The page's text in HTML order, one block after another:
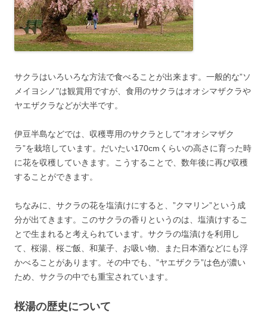
サクラはいろいろな方法で食べることが出来ます。一般的な”ソ
メイヨシノ”は観賞用ですが、食用のサクラはオオシマザクラや
ヤエザクラなどが大半です。
伊豆半島などでは、収穫専用のサクラとして”オオシマザク
ラ”を栽培しています。だいたい170cmくらいの高さに育った時
に花を収穫していきます。こうすることで、数年後に再び収穫
することができます。
ちなみに、サクラの花を塩漬けにすると、”クマリン”という成
分が出てきます。このサクラの香りというのは、塩漬けするこ
とで生まれると考えられています。サクラの塩漬けを利用し
て、桜湯、桜ご飯、和菓子、お吸い物、また日本酒などにも浮
かべることがあります。その中でも、”ヤエザクラ”は色が濃い
ため、サクラの中でも重宝されています。
桜湯の歴史について